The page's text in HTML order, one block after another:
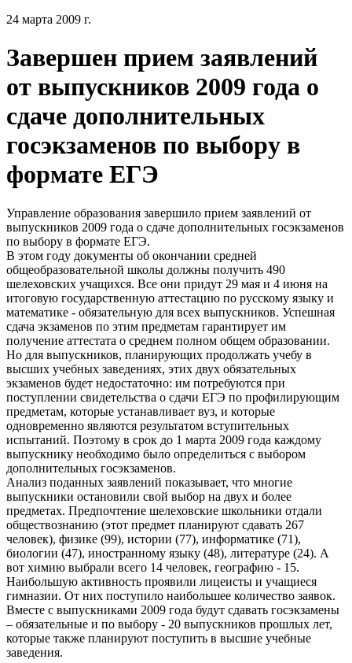
24 марта 2009 г.
Завершен прием заявлений
от выпускников 2009 года о
сдаче дополнительных
госэкзаменов по выбору в
формате ЕГЭ
Управление образования завершило прием заявлений от
выпускников 2009 года о сдаче дополнительных госэкзаменов
по выбору в формате ЕГЭ.
В этом году документы об окончании средней
общеобразовательной школы должны получить 490
шелеховских учащихся. Все они придут 29 мая и 4 июня на
итоговую государственную аттестацию по русскому языку и
математике - обязательную для всех выпускников. Успешная
сдача экзаменов по этим предметам гарантирует им
получение аттестата о среднем полном общем образовании.
Но для выпускников, планирующих продолжать учебу в
высших учебных заведениях, этих двух обязательных
экзаменов будет недостаточно: им потребуются при
поступлении свидетельства о сдачи ЕГЭ по профилирующим
предметам, которые устанавливает вуз, и которые
одновременно являются результатом вступительных
испытаний. Поэтому в срок до 1 марта 2009 года каждому
выпускнику необходимо было определиться с выбором
дополнительных госэкзаменов.
Анализ поданных заявлений показывает, что многие
выпускники остановили свой выбор на двух и более
предметах. Предпочтение шелеховские школьники отдали
обществознанию (этот предмет планируют сдавать 267
человек), физике (99), истории (77), информатике (71),
биологии (47), иностранному языку (48), литературе (24). А
вот химию выбрали всего 14 человек, географию - 15.
Наибольшую активность проявили лицеисты и учащиеся
гимназии. От них поступило наибольшее количество заявок.
Вместе с выпускниками 2009 года будут сдавать госэкзамены
– обязательные и по выбору - 20 выпускников прошлых лет,
которые также планируют поступить в высшие учебные
заведения.